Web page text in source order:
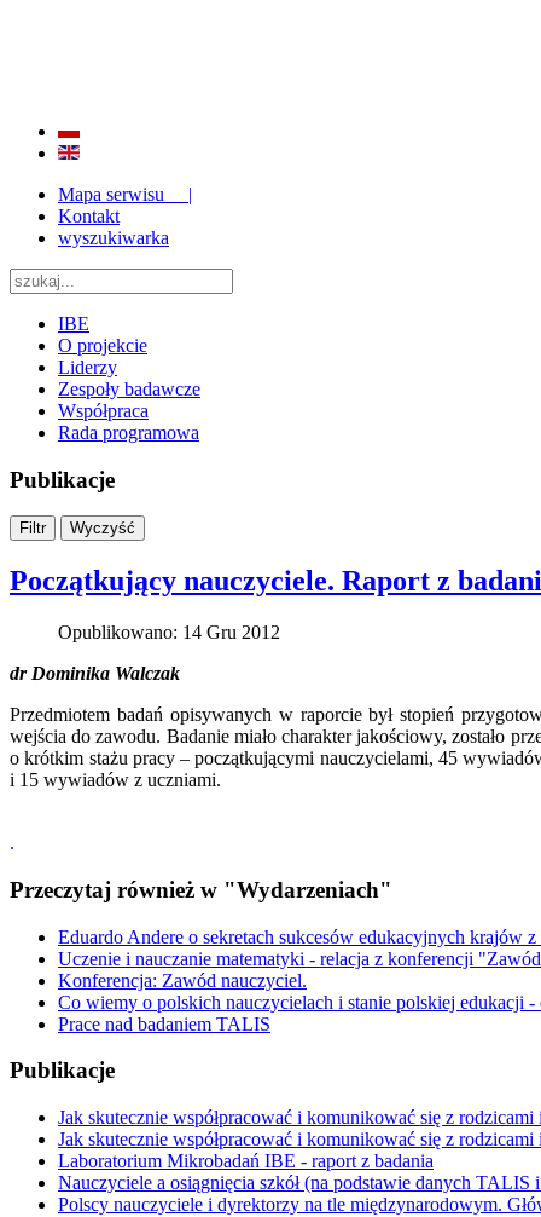
Mapa serwisu |
Kontakt
wyszukiwarka
IBE
O projekcie
Liderzy
Zespoły badawcze
Współpraca
Rada programowa
Publikacje
Początkujący nauczyciele. Raport z
Opublikowano: 14 Gru 2012
dr Dominika Walczak
Przedmiotem badań opisywanych w raporcie był stopień
wejścia do zawodu. Badanie miało charakter jakościowy, zostało
o krótkim stażu pracy – początkującymi nauczycielami, 45
i 15 wywiadów z uczniami.
.
Przeczytaj również w "Wydarzeniach"
Eduardo Andere o sekretach sukcesów edukacyjnych krajów
Uczenie i nauczanie matematyki - relacja z konferencji
Konferencja: Zawód nauczyciel.
Co wiemy o polskich nauczycielach i stanie polskiej edukacji
Prace nad badaniem TALIS
Publikacje
Jak skutecznie współpracować i komunikować się z
Jak skutecznie współpracować i komunikować się z
Laboratorium Mikrobadań IBE - raport z badania
Nauczyciele a osiągnięcia szkół (na podstawie danych
Polscy nauczyciele i dyrektorzy na tle międzynarodowym.